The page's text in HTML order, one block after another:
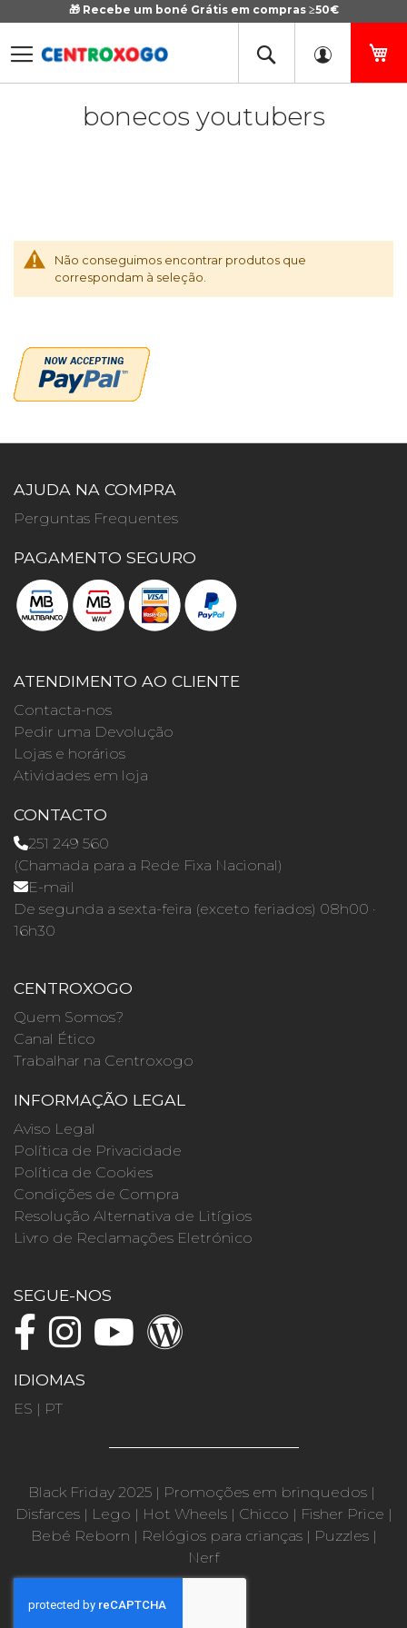
🎁 Recebe um boné Grátis em compras ≥50€
Ir
Conteúdo
bonecos youtubers
Não conseguimos encontrar produtos que
correspondam à seleção.
AJUDA NA COMPRA
Perguntas Frequentes
PAGAMENTO SEGURO
ATENDIMENTO AO CLIENTE
Contacta-nos
Pedir uma Devolução
Lojas e horários
Atividades em loja
CONTACTO
251 249 560
(Chamada para a Rede Fixa Nacional)
E-mail
De segunda a sexta-feira (exceto feriados) 08h00 ·
16h30
CENTROXOGO
Quem Somos?
Canal Ético
Trabalhar na Centroxogo
INFORMAÇÃO LEGAL
Aviso Legal
Política de Privacidade
Política de Cookies
Condições de Compra
Resolução Alternativa de Litígios
Livro de Reclamações Eletrónico
SEGUE-NOS
IDIOMAS
ES | PT
Black Friday 2025 | Promoções em brinquedos |
Disfarces| Lego | Hot Wheels| Chicco | Fisher Price |
Bebé Reborn | Relógios para crianças| Puzzles|
Nerf